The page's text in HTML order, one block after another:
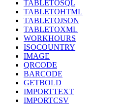
TABLETOSQL
TABLETOHTML
TABLETOJSON
TABLETOXML
WORKHOURS
ISOCOUNTRY
IMAGE
QRCODE
BARCODE
GETBOLD
IMPORTTEXT
IMPORTCSV